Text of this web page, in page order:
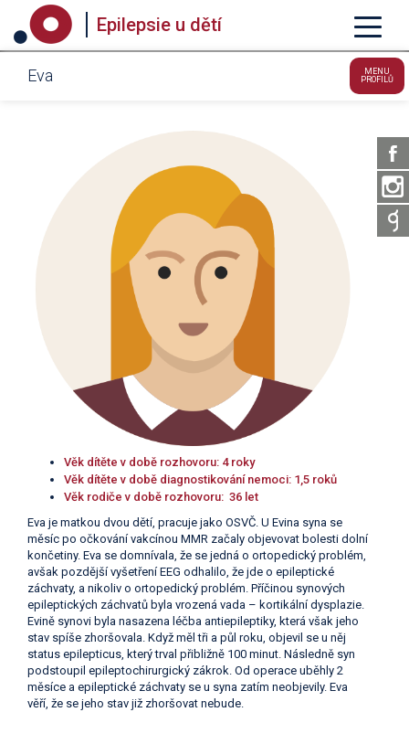
Epilepsie u dětí
Eva
MENU
PROFILŮ
Věk dítěte v době rozhovoru: 4 roky
Věk dítěte v době diagnostikování nemoci: 1,5 roků
Věk rodiče v době rozhovoru: 36 let
Eva je matkou dvou dětí, pracuje jako OSVČ. U Evina syna se
měsíc po očkování vakcínou MMR začaly objevovat bolesti dolní
končetiny. Eva se domnívala, že se jedná o ortopedický problém,
avšak pozdější vyšetření EEG odhalilo, že jde o epileptické
záchvaty, a nikoliv o ortopedický problém. Příčinou synových
epileptických záchvatů byla vrozená vada – kortikální dysplazie.
Evině synovi byla nasazena léčba antiepileptiky, která však jeho
stav spíše zhoršovala. Když měl tři a půl roku, objevil se u něj
status epilepticus, který trval přibližně 100 minut. Následně syn
podstoupil epileptochirurgický zákrok. Od operace uběhly 2
měsíce a epileptické záchvaty se u syna zatím neobjevily. Eva
věří, že se jeho stav již zhoršovat nebude.